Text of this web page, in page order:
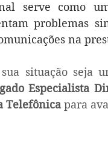
serve como
problemas
na
sua situação seja
Especialista
Telefônica para